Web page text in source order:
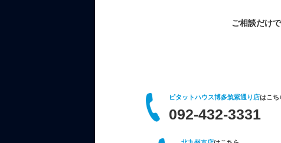
ご相談だけ
ピタットハウス博多筑紫通り店はこち
092-432-3331